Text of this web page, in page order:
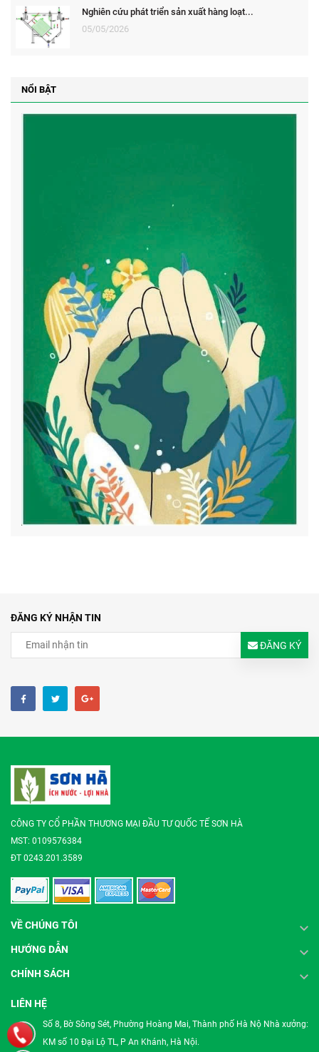
Nghiên cứu phát triển sản xuất hàng loạt...
05/05/2026
NỔI BẬT
ĐĂNG KÝ NHẬN TIN
ĐĂNG KÝ
CÔNG TY CỔ PHẦN THƯƠNG MẠI ĐẦU TƯ QUỐC TẾ SƠN HÀ
MST: 0109576384
ĐT 0243.201.3589
VỀ CHÚNG TÔI
HƯỚNG DẪN
CHÍNH SÁCH
LIÊN HỆ
Số 8, Bờ Sông Sét, Phường Hoàng Mai, Thành phố Hà Nộ Nhà xưởng:
KM số 10 Đại Lộ TL, P An Khánh, Hà Nội.